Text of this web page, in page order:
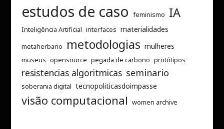
estudos de caso feminismo IA
Inteligência Artificial interfaces materialidades
metaherbario metodologias mulheres
museus opensource pegada de carbono protótipos
resistencias algoritmicas seminario
soberania digital tecnopoliticasdoimpasse
visão computacional women archive